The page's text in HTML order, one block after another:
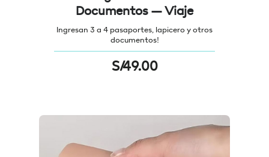
Documentos – Viaje
Ingresan 3 a 4 pasaportes, lapicero y otros
documentos!
S/49.00